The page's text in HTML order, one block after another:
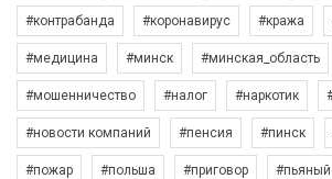
#контрабанда #коронавирус #кража
#медицина #минск #минская_область
#мошенничество #налог #наркотик
#новости компаний #пенсия #пинск
#пожар #польша #приговор #пьяный